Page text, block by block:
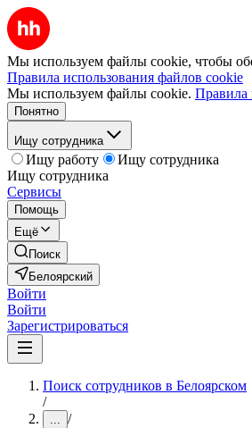
Мы используем файлы cookie, чтобы
Правила использования файлов cookie
Мы используем файлы cookie. Правила
Понятно
Ищу сотрудника
Ищу работу
Ищу сотрудника
Ищу сотрудника
Сервисы
Помощь
Ещё
Поиск
Белоярский
Войти
Войти
Зарегистрироваться
Поиск сотрудников в Белоярском
/
... /